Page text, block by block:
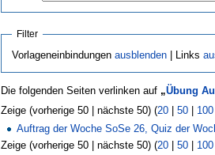
Filter
Vorlageneinbindungen ausblenden| Links
Die folgenden Seiten verlinken auf „Übung
Zeige (vorherige 50 | nächste 50) (20 50 100
Auftrag der Woche SoSe 26, Quiz der
Zeige (vorherige 50 | nächste 50) (20 | 50 | 100